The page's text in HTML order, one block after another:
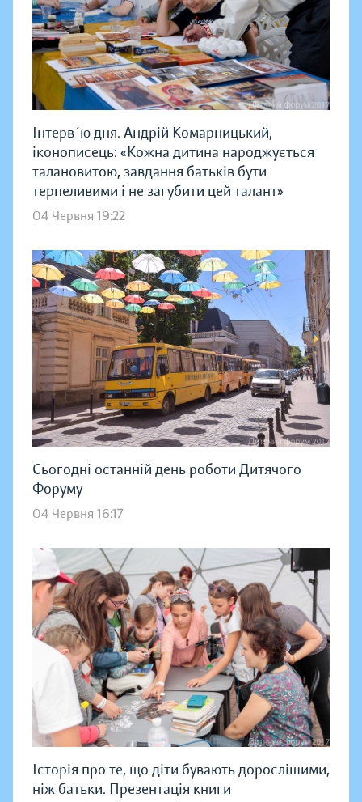
Інтерв´ю дня. Андрій Комарницький,
іконописець: «Кожна дитина народжується
талановитою, завдання батьків бути
терпеливими і не загубити цей талант»
04 Червня 19:22
Сьогодні останній день роботи Дитячого
Форуму
04 Червня 16:17
Історія про те, що діти бувають дорослішими,
ніж батьки. Презентація книги